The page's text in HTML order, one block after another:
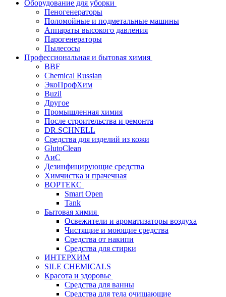
Оборудование для уборки
Пеногенераторы
Поломойные и подметальные машины
Аппараты высокого давления
Парогенераторы
Пылесосы
Профессиональная и бытовая химия
BBF
Chemical Russian
ЭкоПрофХим
Buzil
Другое
Промышленная химия
После строительства и ремонта
DR.SCHNELL
Средства для изделий из кожи
GlutoClean
АиС
Дезинфицирующие средства
Химчистка и прачечная
ВОРТЕКС
Smart Open
Tank
Бытовая химия
Освежители и ароматизаторы воздуха
Чистящие и моющие средства
Средства от накипи
Средства для стирки
ИНТЕРХИМ
SILE CHEMICALS
Красота и здоровье
Средства для ванны
Средства для тела очищающие